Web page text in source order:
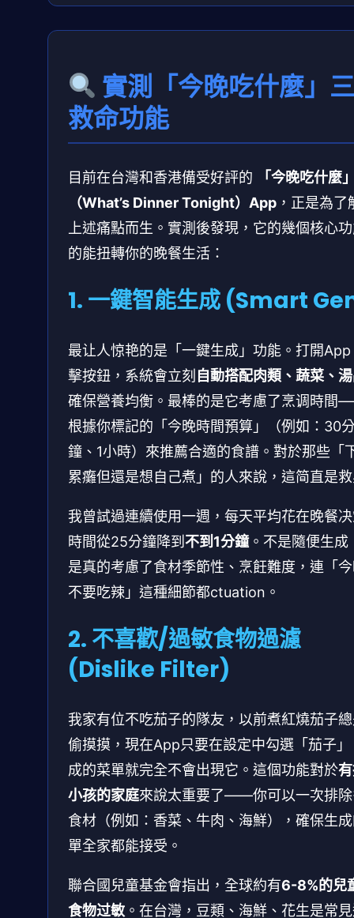
實測「今晚吃什麼」
救命功能
目前在台灣和香港備受好評的
「今晚吃什麼
（What’s Dinner Tonight）App ，正是為了
上述痛點而生。實測後發現，它的幾個核心
的能扭轉你的晚餐生活：
1. 一鍵智能生成 (Smart
最让人惊艳的是「一鍵生成」功能。打開
擊按鈕，系統會立刻 自動搭配肉類、蔬菜、
確保營養均衡。最棒的是它考慮了烹调時間
根據你標記的「今晚時間預算」（例如：30
鐘、1小時）來推薦合適的食譜。對於那些「
累癱但還是想自己煮」的人來說，這简直是
我曾試過連續使用一週，每天平均花在晚餐
時間從25分鐘降到 不到1分鐘。不是隨便生成
是真的考慮了食材季節性、烹飪難度，連「
不要吃辣」這種細節都ctuation。
2. 不喜歡/過敏食物過濾
(Dislike Filter)
我家有位不吃茄子的隊友，以前煮紅燒茄子
偷摸摸，現在App只要在設定中勾選「茄子」
成的菜單就完全不會出現它。這個功能對於
小孩的家庭來說太重要了——你可以一次排
食材（例如：香菜、牛肉、海鮮），確保生
單全家都能接受。
聯合國兒童基金會指出，全球約有6-8%的兒
食物过敏 。在台灣，豆類、海鮮、花生是常